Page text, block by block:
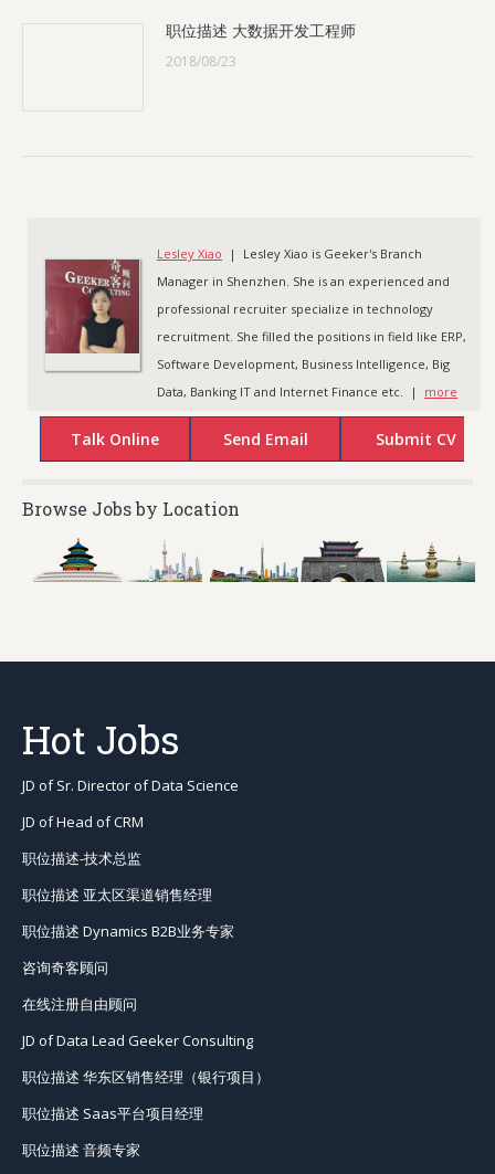
职位描述 大数据开发工程师
2018/08/23
Lesley Xiao | Lesley Xiao is Geeker's Branch
Manager in Shenzhen. She is an experienced and
professional recruiter specialize in technology
recruitment. She filled the positions in field like ERP,
Software Development, Business Intelligence, Big
Data, Banking IT and Internet Finance etc. | more
Browse Jobs by Location
Hot Jobs
JD of Sr. Director of Data Science
JD of Head of CRM
职位描述-技术总监
职位描述 亚太区渠道销售经理
职位描述 Dynamics B2B业务专家
咨询奇客顾问
在线注册自由顾问
JD of Data Lead Geeker Consulting
职位描述 华东区销售经理（银行项目）
职位描述 Saas平台项目经理
职位描述 音频专家